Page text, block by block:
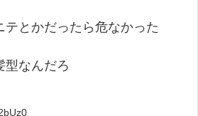
テとかだったら危なかった
型なんだろ